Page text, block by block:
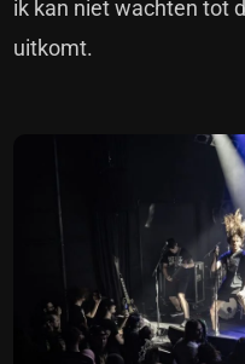
ik kan niet wachten tot
uitkomt.